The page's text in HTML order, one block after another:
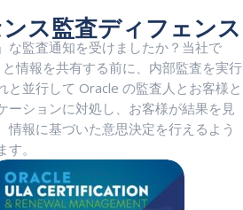
ス監査ディフェンス
な監査通知を受けましたか？当社で
情報を共有する前に、内部監査を実行
と並行して Oracle の監査人とお客様と
ーションに対処し、お客様が結果を見
情報に基づいた意思決定を行えるよう
。